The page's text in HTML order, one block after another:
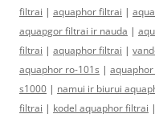
filtrai | aquaphor filtrai |
aquapgor filtrai ir nauda |
filtrai | aquaphor filtrai |
aquaphor ro-101s |
s1000 | namui ir biurui
filtrai | kodel aquaphor filtrai |